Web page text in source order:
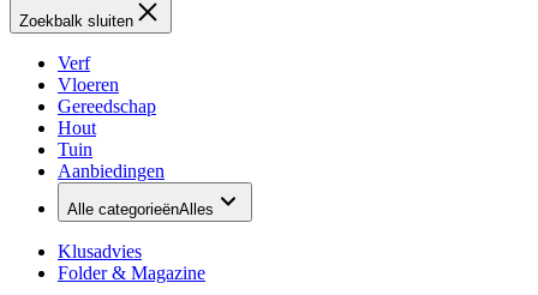
Zoekbalk sluiten
Verf
Vloeren
Gereedschap
Hout
Tuin
Aanbiedingen
Alle categorieënAlles
Klusadvies
Folder & Magazine